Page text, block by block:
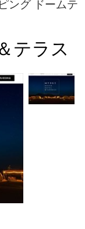
ング ドームテ
テラス